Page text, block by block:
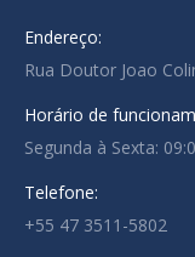
Endereço:
Rua Doutor Joao
Horário de
Segunda à Sexta:
Telefone:
+55 47 3511-5802